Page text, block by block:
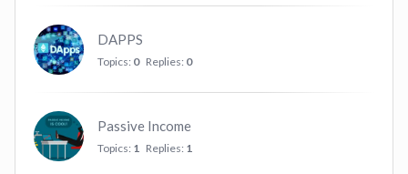
DAPPS
Topics: 0 Replies: 0
Passive Income
Topics: 1 Replies: 1